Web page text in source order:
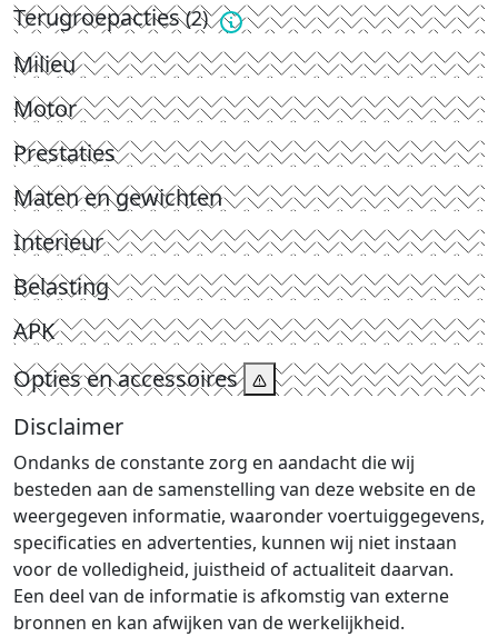
Terugroepacties(2)
Milieu
Motor
Prestaties
Maten en gewichten
Interieur
Belasting
APK
Opties en accessoires
Disclaimer
Ondanks de constante zorg en aandacht die wij
besteden aan de samenstelling van deze website en de
weergegeven informatie, waaronder voertuiggegevens,
specificaties en advertenties, kunnen wij niet instaan
voor de volledigheid, juistheid of actualiteit daarvan.
Een deel van de informatie is afkomstig van externe
bronnen en kan afwijken van de werkelijkheid.